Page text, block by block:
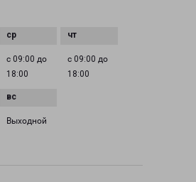
с 09:00 до
18:00
с 09:00 до
18:00
Выходной